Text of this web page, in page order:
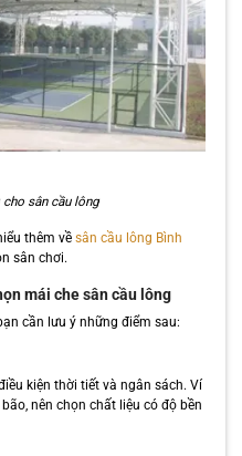
sân cầu lông
thêm về sân cầu lông Bình
sân chơi.
mái che sân cầu lông
cần lưu ý những điểm sau:
kiện thời tiết và ngân sách. Ví
nên chọn chất liệu có độ bền